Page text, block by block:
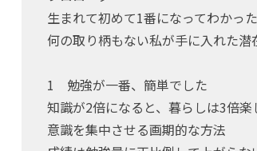
生まれて初めて1番になってわかっ
何の取り柄もない私が手に入れた潜
1 勉強が一番、簡単でした
知識が2倍になると、暮らしは3倍楽
意識を集中させる画期的な方法